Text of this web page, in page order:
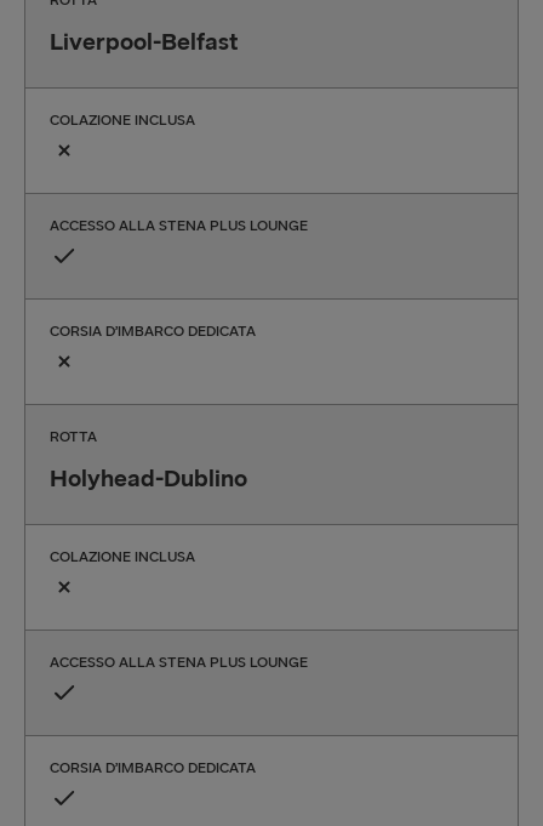
Liverpool-Belfast
COLAZIONE INCLUSA
ACCESSO ALLA STENA PLUS LOUNGE
CORSIA D’IMBARCO DEDICATA
ROTTA
Holyhead-Dublino
COLAZIONE INCLUSA
ACCESSO ALLA STENA PLUS LOUNGE
CORSIA D’IMBARCO DEDICATA